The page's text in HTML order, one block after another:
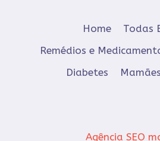
Home
Todas
Remédios e
Diabetes
Agência SEO